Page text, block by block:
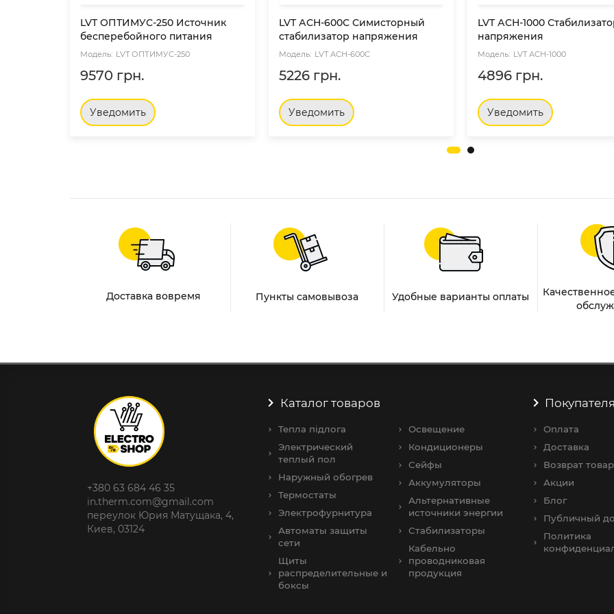
LVT ОПТИМУС-250 Источник
бесперебойного питания
LVT ОПТИМУС-250
9570 грн.
Уведомить
LVT АСН-600С Симисторный
стабилизатор напряжения
LVT АСН-600С
5226 грн.
Уведомить
LVT АСН-1000
напряжения
LVT АСН-1000
4896 грн.
Уведомить
+380 63 684 46 35
Каталог товаров
Электрический
теплый пол
Наружный обогрев
Термостаты
Автоматы защиты
сети
Освещение
Кондиционеры
Сейфы
Аккумуляторы
Альтернативные
источники энергии
Стабилизаторы
Оплата
Доставка
Возврат товара
Акции
Блог
Публичный